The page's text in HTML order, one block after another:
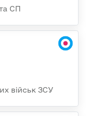
СП
військ ЗСУ